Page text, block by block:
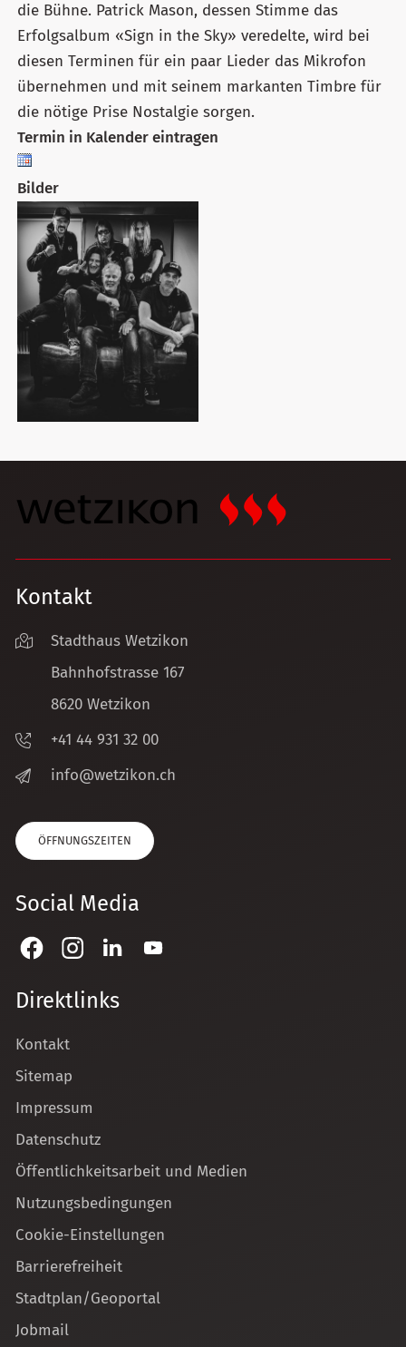
die Bühne. Patrick Mason, dessen Stimme das
Erfolgsalbum «Sign in the Sky» veredelte, wird bei
diesen Terminen für ein paar Lieder das Mikrofon
übernehmen und mit seinem markanten Timbre für
die nötige Prise Nostalgie sorgen.
Termin in Kalender eintragen
Bilder
Kontakt
Stadthaus Wetzikon
Bahnhofstrasse 167
8620 Wetzikon
+41 44 931 32 00
nf
w tz k n ch
ÖFFNUNGSZEITEN
Social Media
Direktlinks
Kontakt
Sitemap
Impressum
Datenschutz
Öffentlichkeitsarbeit und Medien
Nutzungsbedingungen
Cookie-Einstellungen
Barrierefreiheit
Stadtplan/Geoportal
Jobmail